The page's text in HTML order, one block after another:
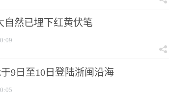
自然已埋下红黄伏笔
9日至10日登陆浙闽沿海